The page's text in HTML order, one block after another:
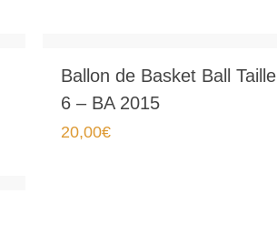
Ballon de Basket Ball Taille
6 – BA 2015
20,00€